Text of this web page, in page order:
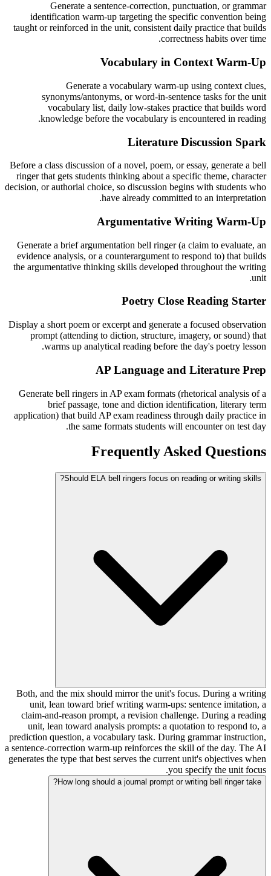
Generate a sentence-correction, punctuation, or grammar
identification warm-up targeting the specific convention being
taught or reinforced in the unit, consistent daily practice that builds
correctness habits over time.
Vocabulary in Context Warm-Up
Generate a vocabulary warm-up using context clues,
synonyms/antonyms, or word-in-sentence tasks for the unit
vocabulary list, daily low-stakes practice that builds word
knowledge before the vocabulary is encountered in reading.
Literature Discussion Spark
Before a class discussion of a novel, poem, or essay, generate a bell
ringer that gets students thinking about a specific theme, character
decision, or authorial choice, so discussion begins with students who
have already committed to an interpretation.
Argumentative Writing Warm-Up
Generate a brief argumentation bell ringer (a claim to evaluate, an
evidence analysis, or a counterargument to respond to) that builds
the argumentative thinking skills developed throughout the writing
unit.
Poetry Close Reading Starter
Display a short poem or excerpt and generate a focused observation
prompt (attending to diction, structure, imagery, or sound) that
warms up analytical reading before the day's poetry lesson.
AP Language and Literature Prep
Generate bell ringers in AP exam formats (rhetorical analysis of a
brief passage, tone and diction identification, literary term
application) that build AP exam readiness through daily practice in
the same formats students will encounter on test day.
Frequently Asked Questions
Should ELA bell ringers focus on reading or writing skills?
Both, and the mix should mirror the unit's focus. During a writing
unit, lean toward brief writing warm-ups: sentence imitation, a
claim-and-reason prompt, a revision challenge. During a reading
unit, lean toward analysis prompts: a quotation to respond to, a
prediction question, a vocabulary task. During grammar instruction,
a sentence-correction warm-up reinforces the skill of the day. The AI
generates the type that best serves the current unit's objectives when
you specify the unit focus.
How long should a journal prompt or writing bell ringer take?